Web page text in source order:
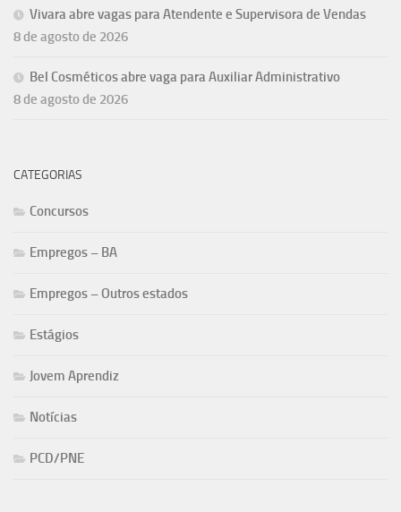
Vivara abre vagas para Atendente e Supervisora de Vendas
8 de agosto de 2026
Bel Cosméticos abre vaga para Auxiliar Administrativo
8 de agosto de 2026
CATEGORIAS
Concursos
Empregos – BA
Empregos – Outros estados
Estágios
Jovem Aprendiz
Notícias
PCD/PNE